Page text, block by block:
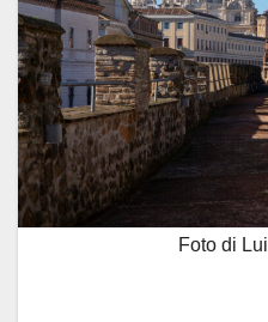
Foto di